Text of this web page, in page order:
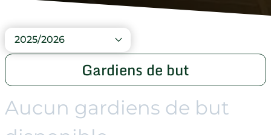
2025/2026
Gardiens de but
Aucun gardiens de but